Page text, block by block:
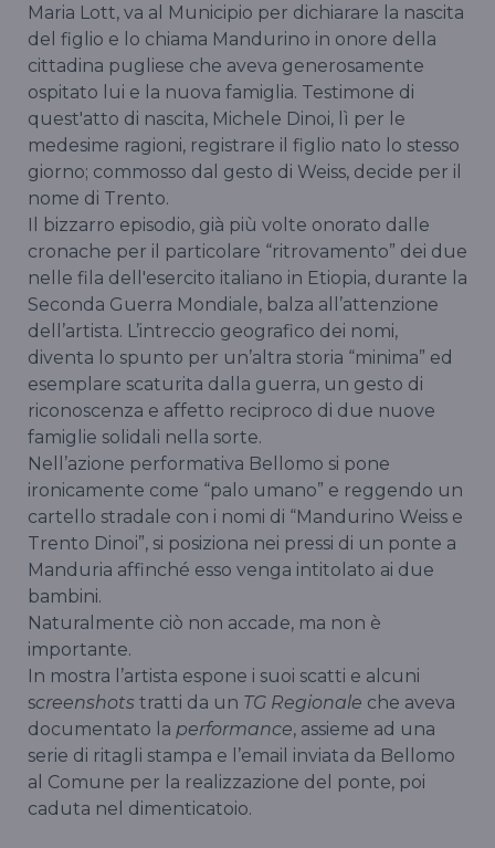
Maria Lott, va al Municipio per dichiarare la nascita
del figlio e lo chiama Mandurino in onore della
cittadina pugliese che aveva generosamente
ospitato lui e la nuova famiglia. Testimone di
quest'atto di nascita, Michele Dinoi, lì per le
medesime ragioni, registrare il figlio nato lo stesso
giorno; commosso dal gesto di Weiss, decide per il
nome di Trento.
Il bizzarro episodio, già più volte onorato dalle
cronache per il particolare “ritrovamento” dei due
nelle fila dell'esercito italiano in Etiopia, durante la
Seconda Guerra Mondiale, balza all’attenzione
dell’artista. L’intreccio geografico dei nomi,
diventa lo spunto per un’altra storia “minima” ed
esemplare scaturita dalla guerra, un gesto di
riconoscenza e affetto reciproco di due nuove
famiglie solidali nella sorte.
Nell’azione performativa Bellomo si pone
ironicamente come “palo umano” e reggendo un
cartello stradale con i nomi di “Mandurino Weiss e
Trento Dinoi”, si posiziona nei pressi di un ponte a
Manduria affinché esso venga intitolato ai due
bambini.
Naturalmente ciò non accade, ma non è
importante.
In mostra l’artista espone i suoi scatti e alcuni
screenshots tratti da un TG Regionale che aveva
documentato la performance, assieme ad una
serie di ritagli stampa e l’email inviata da Bellomo
al Comune per la realizzazione del ponte, poi
caduta nel dimenticatoio.